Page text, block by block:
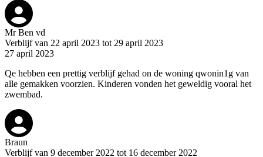
Mr Ben vd
Verblijf van 22 april 2023 tot 29 april 2023
27 april 2023
Qe hebben een prettig verblijf gehad on de woning qwonin1g van
alle gemakken voorzien. Kinderen vonden het geweldig vooral het
zwembad.
Braun
Verblijf van 9 december 2022 tot 16 december 2022